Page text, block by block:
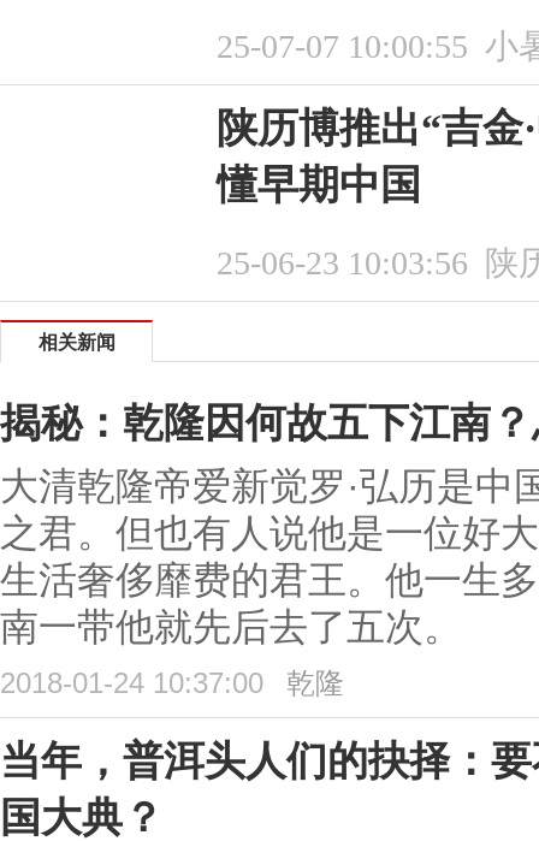
25-07-07 10:00:55 小
陕历博推出“吉金
懂早期中国
25-06-23 10:03:56 陕
相关新闻
揭秘：乾隆因何故五下江南
大清乾隆帝爱新觉罗·弘历是中
之君。但也有人说他是一位好
生活奢侈靡费的君王。他一生
南一带他就先后去了五次。
2018-01-24 10:37:00 乾隆
当年，普洱头人们的抉择：
国大典？